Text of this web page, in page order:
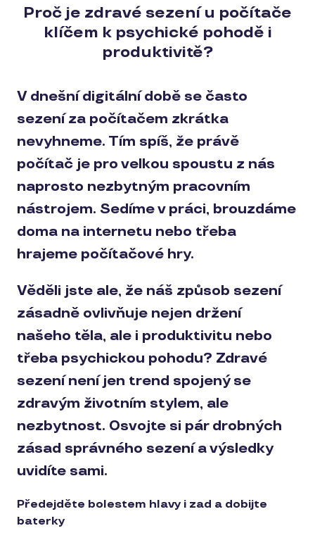
Proč je zdravé sezení u počítače
klíčem k psychické pohodě i
produktivitě?
V dnešní digitální době se často
sezení za počítačem zkrátka
nevyhneme. Tím spíš, že právě
počítač je pro velkou spoustu z nás
naprosto nezbytným pracovním
nástrojem. Sedíme v práci, brouzdáme
doma na internetu nebo třeba
hrajeme počítačové hry.
Věděli jste ale, že náš způsob sezení
zásadně ovlivňuje nejen držení
našeho těla, ale i produktivitu nebo
třeba psychickou pohodu? Zdravé
sezení není jen trend spojený se
zdravým životním stylem, ale
nezbytnost. Osvojte si pár drobných
zásad správného sezení a výsledky
uvidíte sami.
Předejděte bolestem hlavy i zad a dobijte
baterky